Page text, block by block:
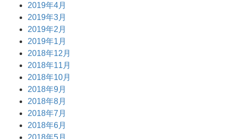
2019年4月
2019年3月
2019年2月
2019年1月
2018年12月
2018年11月
2018年10月
2018年9月
2018年8月
2018年7月
2018年6月
2018年5月